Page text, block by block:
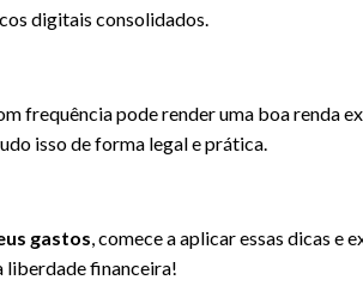
digitais consolidados.
frequência pode render uma boa renda
isso de forma legal e prática.
gastos, comece a aplicar essas dicas e
liberdade financeira!